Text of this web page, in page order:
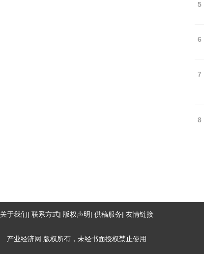
5
6
7
8
关于我们| 联系方式| 版权声明| 供稿服务| 友情链接
产业经济网 版权所有，未经书面授权禁止使用